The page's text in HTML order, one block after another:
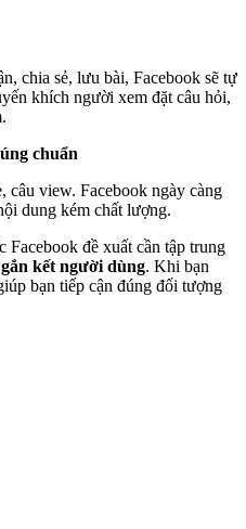
chia sẻ, lưu bài, Facebook sẽ tự
khích người xem đặt câu hỏi,
chuẩn
câu view. Facebook ngày càng
dung kém chất lượng.
Facebook đề xuất cần tập trung
kết người dùng. Khi bạn
bạn tiếp cận đúng đối tượng